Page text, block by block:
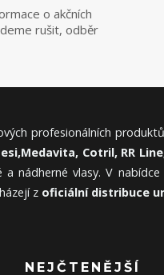
o akčních
rušit, odběr
profesionálních produktů
Medavita, Cotril, RR
nádherné vlasy. V
z oficiální distribuce
NEJČTENĚJŠÍ